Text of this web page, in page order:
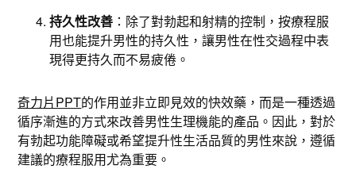
持久性改善 ：除了對勃起和射精的控制，按療程服
用也能提升男性的持久性，讓男性在性交過程中表
現得更持久而不易疲倦。
奇力片PPT的作用並非立即見效的快效藥，而是一種透過
循序漸進的方式來改善男性生理機能的產品。因此，對於
有勃起功能障礙或希望提升性生活品質的男性來說，遵循
建議的療程服用尤為重要。